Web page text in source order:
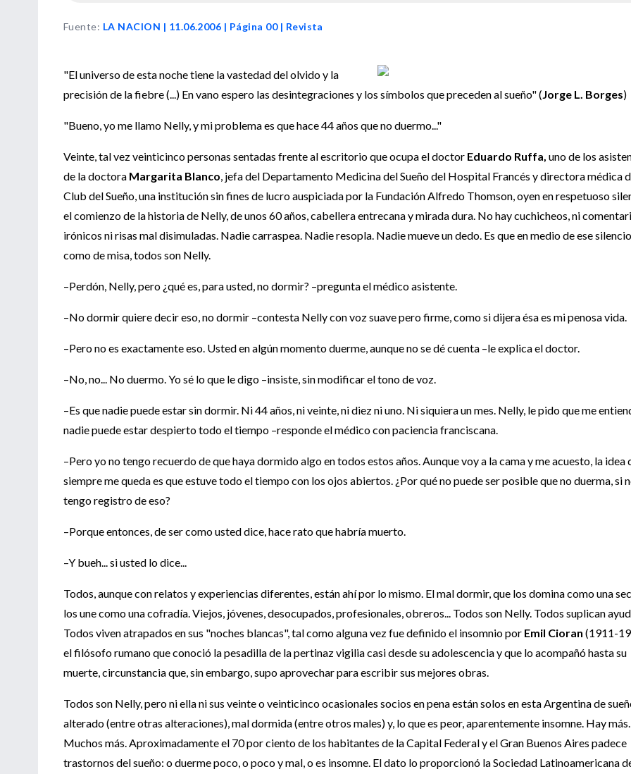
Fuente: LA NACION | 11.06.2006 | Página 00 | Revista
"El universo de esta noche tiene la vastedad del olvido y la
precisión de la fiebre (...) En vano espero las desintegraciones y los símbolos que preceden al sueño" ( Jorge L. Borges)
"Bueno, yo me llamo Nelly, y mi problema es que hace 44 años que no duermo..."
Veinte, tal vez veinticinco personas sentadas frente al escritorio que ocupa el doctor Eduardo Ruffa, uno de los
de la doctora Margarita Blanco , jefa del Departamento Medicina del Sueño del Hospital Francés y directora médica
Club del Sueño, una institución sin fines de lucro auspiciada por la Fundación Alfredo Thomson, oyen en respetuoso
el comienzo de la historia de Nelly, de unos 60 años, cabellera entrecana y mirada dura. No hay cuchicheos, ni
irónicos ni risas mal disimuladas. Nadie carraspea. Nadie resopla. Nadie mueve un dedo. Es que en medio de ese silencio
como de misa, todos son Nelly.
–Perdón, Nelly, pero ¿qué es, para usted, no dormir? –pregunta el médico asistente.
–No dormir quiere decir eso, no dormir –contesta Nelly con voz suave pero firme, como si dijera ésa es mi penosa vida.
–Pero no es exactamente eso. Usted en algún momento duerme, aunque no se dé cuenta –le explica el doctor.
–No, no... No duermo. Yo sé lo que le digo –insiste, sin modificar el tono de voz.
–Es que nadie puede estar sin dormir. Ni 44 años, ni veinte, ni diez ni uno. Ni siquiera un mes. Nelly, le pido que me
nadie puede estar despierto todo el tiempo –responde el médico con paciencia franciscana.
–Pero yo no tengo recuerdo de que haya dormido algo en todos estos años. Aunque voy a la cama y me acuesto, la idea
siempre me queda es que estuve todo el tiempo con los ojos abiertos. ¿Por qué no puede ser posible que no duerma, si
tengo registro de eso?
–Porque entonces, de ser como usted dice, hace rato que habría muerto.
–Y bueh... si usted lo dice...
Todos, aunque con relatos y experiencias diferentes, están ahí por lo mismo. El mal dormir, que los domina como una
los une como una cofradía. Viejos, jóvenes, desocupados, profesionales, obreros... Todos son Nelly. Todos suplican
Todos viven atrapados en sus "noches blancas", tal como alguna vez fue definido el insomnio por Emil Cioran (1911-
el filósofo rumano que conoció la pesadilla de la pertinaz vigilia casi desde su adolescencia y que lo acompañó hasta su
muerte, circunstancia que, sin embargo, supo aprovechar para escribir sus mejores obras.
Todos son Nelly, pero ni ella ni sus veinte o veinticinco ocasionales socios en pena están solos en esta Argentina de
alterado (entre otras alteraciones), mal dormida (entre otros males) y, lo que es peor, aparentemente insomne. Hay más.
Muchos más. Aproximadamente el 70 por ciento de los habitantes de la Capital Federal y el Gran Buenos Aires padece
trastornos del sueño: o duerme poco, o poco y mal, o es insomne. El dato lo proporcionó la Sociedad Latinoamericana